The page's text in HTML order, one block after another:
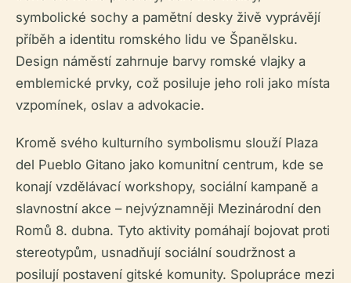
symbolické sochy a pamětní desky živě vyprávějí
příběh a identitu romského lidu ve Španělsku.
Design náměstí zahrnuje barvy romské vlajky a
emblemické prvky, což posiluje jeho roli jako místa
vzpomínek, oslav a advokacie.
Kromě svého kulturního symbolismu slouží Plaza
del Pueblo Gitano jako komunitní centrum, kde se
konají vzdělávací workshopy, sociální kampaně a
slavnostní akce – nejvýznamněji Mezinárodní den
Romů 8. dubna. Tyto aktivity pomáhají bojovat proti
stereotypům, usnadňují sociální soudržnost a
posilují postavení gitské komunity. Spolupráce mezi